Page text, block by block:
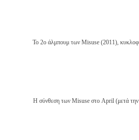
Το 2ο άλμπουμ των Misuse (2011),
Η σύνθεση των Misuse στο April (μετά